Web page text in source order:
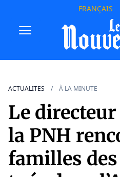
FRANÇAIS
ACTUALITES À LA MINUTE
Le
la PNH
familles